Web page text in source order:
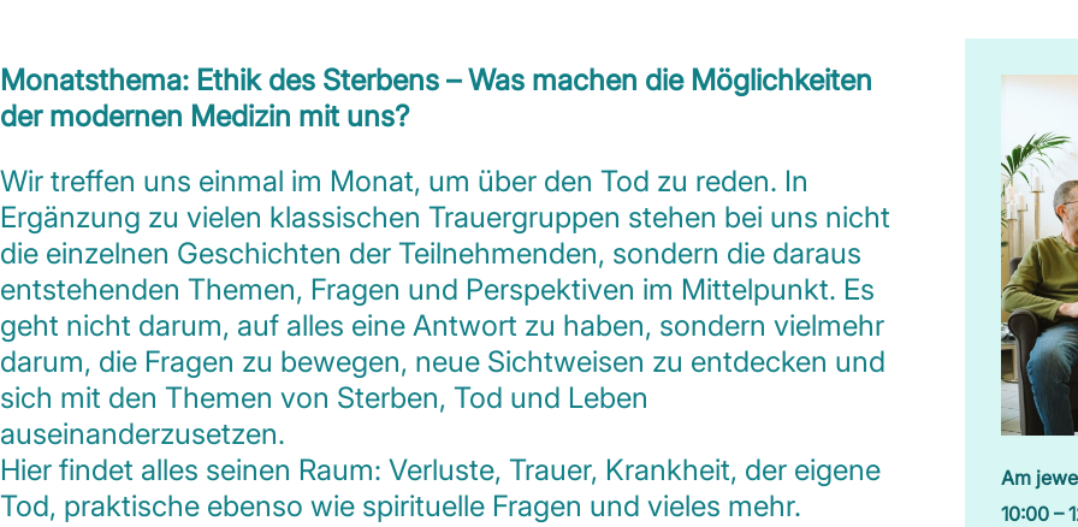
Monatsthema: Ethik des Sterbens – Was machen die Möglichkeiten
der modernen Medizin mit uns?
Wir treffen uns einmal im Monat, um über den Tod zu reden. In
Ergänzung zu vielen klassischen Trauergruppen stehen bei uns nicht
die einzelnen Geschichten der Teilnehmenden, sondern die daraus
entstehenden Themen, Fragen und Perspektiven im Mittelpunkt. Es
geht nicht darum, auf alles eine Antwort zu haben, sondern vielmehr
darum, die Fragen zu bewegen, neue Sichtweisen zu entdecken und
sich mit den Themen von Sterben, Tod und Leben
auseinanderzusetzen.
Hier findet alles seinen Raum: Verluste, Trauer, Krankheit, der eigene
Tod, praktische ebenso wie spirituelle Fragen und vieles mehr.
Am
10:00 –